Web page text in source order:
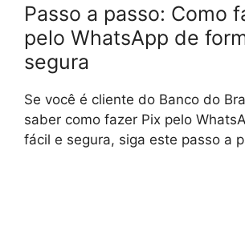
Passo a passo: Como
pelo WhatsApp de
segura
Se você é cliente do Banco do
saber como fazer Pix pelo
fácil e segura, siga este passo a